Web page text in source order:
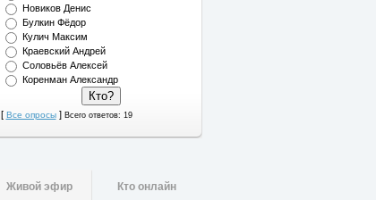
Новиков Денис
Булкин Фёдор
Кулич Максим
Краевский Андрей
Соловьёв Алексей
Коренман Александр
[ Все опросы] Всего ответов: 19
Живой эфир Кто онлайн